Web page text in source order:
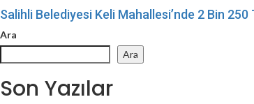
Salihli Belediyesi Keli Mahallesi’nde 2 Bin 250
Ara
Ara
Son Yazılar